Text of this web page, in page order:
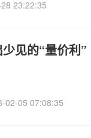
23:22:35
见的“量价利”
02-05 07:08:35